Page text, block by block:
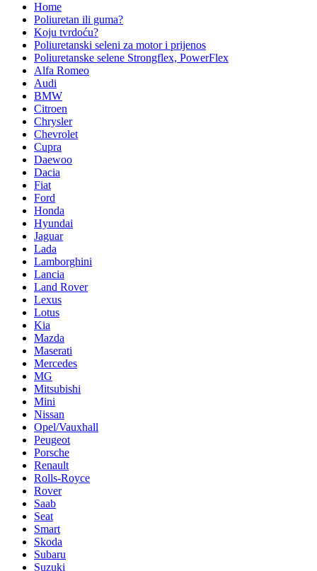
Home
Poliuretan ili guma?
Koju tvrdoću?
Poliuretanski seleni za motor i prijenos
Poliuretanske selene Strongflex, PowerFlex
Alfa Romeo
Audi
BMW
Citroen
Chrysler
Chevrolet
Cupra
Daewoo
Dacia
Fiat
Ford
Honda
Hyundai
Jaguar
Lada
Lamborghini
Lancia
Land Rover
Lexus
Lotus
Kia
Mazda
Maserati
Mercedes
MG
Mitsubishi
Mini
Nissan
Opel/Vauxhall
Peugeot
Porsche
Renault
Rolls-Royce
Rover
Saab
Seat
Smart
Skoda
Subaru
Suzuki